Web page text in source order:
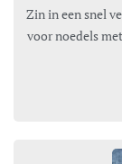
Zin in een snel
voor noedels